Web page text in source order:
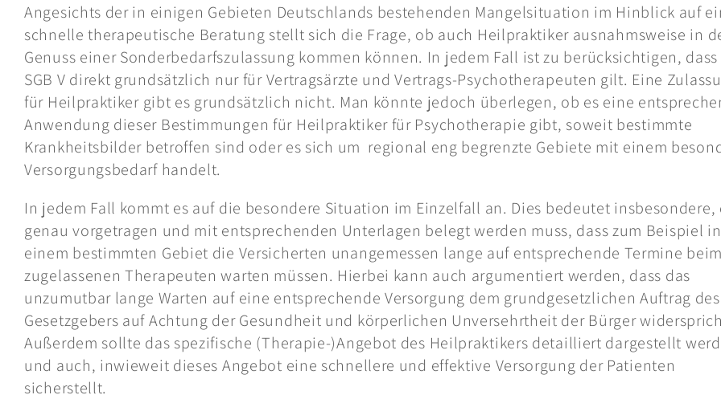
Angesichts der in einigen Gebieten Deutschlands bestehenden Mangelsituation im Hinblick auf
schnelle therapeutische Beratung stellt sich die Frage, ob auch Heilpraktiker ausnahmsweise in
Genuss einer Sonderbedarfszulassung kommen können. In jedem Fall ist zu berücksichtigen, dass
SGB V direkt grundsätzlich nur für Vertragsärzte und Vertrags-Psychotherapeuten gilt. Eine
für Heilpraktiker gibt es grundsätzlich nicht. Man könnte jedoch überlegen, ob es eine
Anwendung dieser Bestimmungen für Heilpraktiker für Psychotherapie gibt, soweit bestimmte
Krankheitsbilder betroffen sind oder es sich um regional eng begrenzte Gebiete mit einem
Versorgungsbedarf handelt.
In jedem Fall kommt es auf die besondere Situation im Einzelfall an. Dies bedeutet insbesondere,
genau vorgetragen und mit entsprechenden Unterlagen belegt werden muss, dass zum Beispiel in
einem bestimmten Gebiet die Versicherten unangemessen lange auf entsprechende Termine beim
zugelassenen Therapeuten warten müssen. Hierbei kann auch argumentiert werden, dass das
unzumutbar lange Warten auf eine entsprechende Versorgung dem grundgesetzlichen Auftrag des
Gesetzgebers auf Achtung der Gesundheit und körperlichen Unversehrtheit der Bürger
Außerdem sollte das spezifische (Therapie-)Angebot des Heilpraktikers detailliert dargestellt
und auch, inwieweit dieses Angebot eine schnellere und effektive Versorgung der Patienten
sicherstellt.